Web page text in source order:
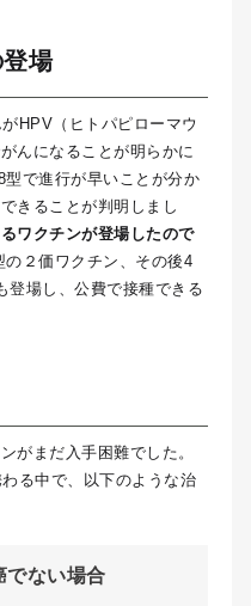
場
HPV（ヒトパピローマウ
んになることが明らかに
で進行が早いことが分か
きることが判明しまし
ワクチンが登場したので
２価ワクチン、その後4
登場し、公費で接種できる
がまだ入手困難でした。
る中で、以下のような治
でない場合